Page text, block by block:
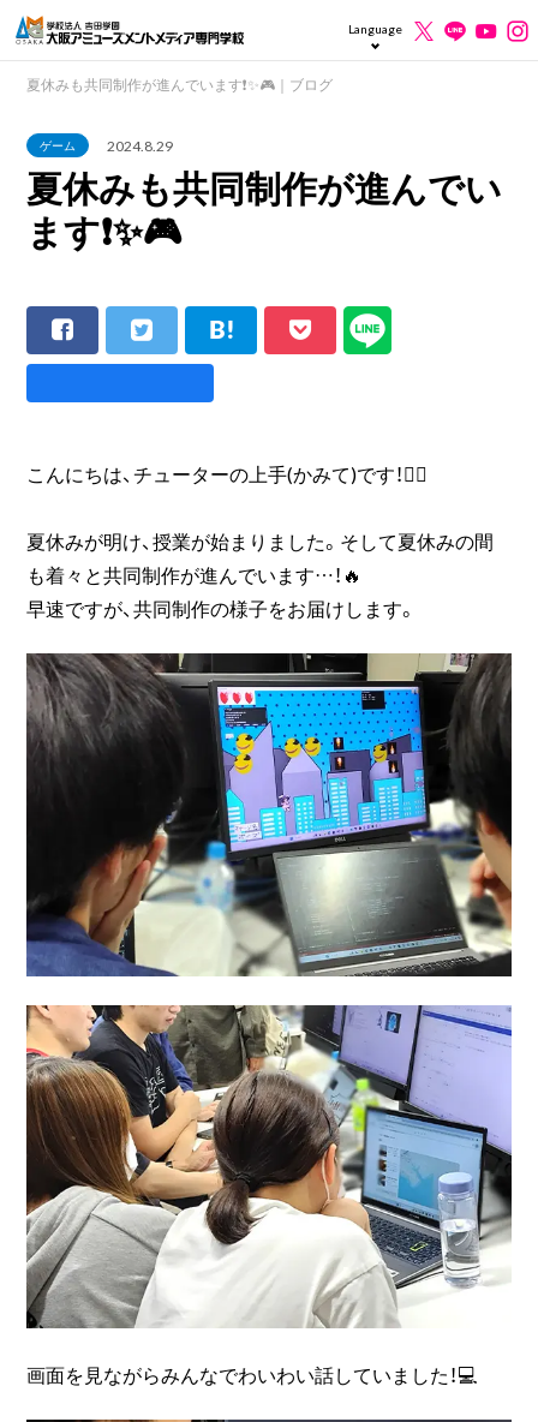
Language
夏休みも共同制作が進んでいます❗️✨️🎮️｜ブログ
ゲーム 2024.8.29
夏休みも共同制作が進んでい
ます❗️✨️🎮️
こんにちは、チューターの上手(かみて)です！🙋‍♀️
夏休みが明け、授業が始まりました。そして夏休みの間
も着々と共同制作が進んでいます…！🔥
早速ですが、共同制作の様子をお届けします。
画面を見ながらみんなでわいわい話していました！💻️